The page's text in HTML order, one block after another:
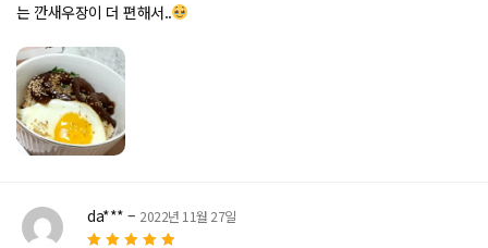
는 깐새우장이 더 편해서..
da*** – 2022년 11월 27일